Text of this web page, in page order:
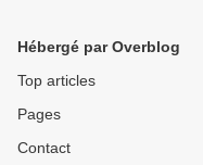
Hébergé par Overblog
Top articles
Pages
Contact